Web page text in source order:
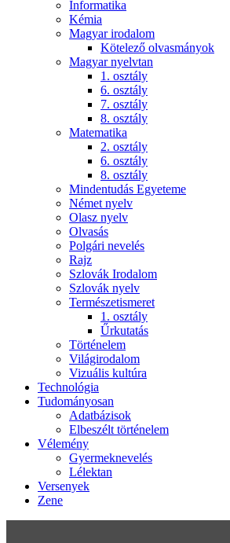
Informatika
Kémia
Magyar irodalom
Kötelező olvasmányok
Magyar nyelvtan
1. osztály
6. osztály
7. osztály
8. osztály
Matematika
2. osztály
6. osztály
8. osztály
Mindentudás Egyeteme
Német nyelv
Olasz nyelv
Olvasás
Polgári nevelés
Rajz
Szlovák Irodalom
Szlovák nyelv
Természetismeret
1. osztály
Űrkutatás
Történelem
Világirodalom
Vizuális kultúra
Technológia
Tudományosan
Adatbázisok
Elbeszélt történelem
Vélemény
Gyermeknevelés
Lélektan
Versenyek
Zene